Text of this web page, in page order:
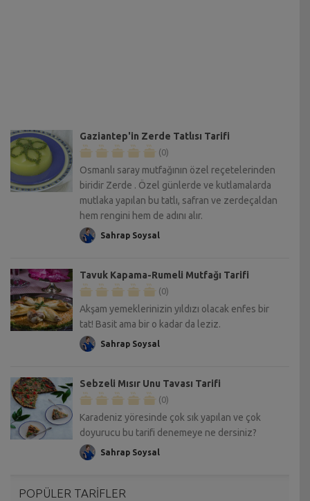
Gaziantep'in Zerde Tatlısı Tarifi
(0)
Osmanlı saray mutfağının özel reçetelerinden
biridir Zerde . Özel günlerde ve kutlamalarda
mutlaka yapılan bu tatlı, safran ve zerdeçaldan
hem rengini hem de adını alır.
Sahrap Soysal
Tavuk Kapama-Rumeli Mutfağı Tarifi
(0)
Akşam yemeklerinizin yıldızı olacak enfes bir
tat! Basit ama bir o kadar da leziz.
Sahrap Soysal
Sebzeli Mısır Unu Tavası Tarifi
(0)
Karadeniz yöresinde çok sık yapılan ve çok
doyurucu bu tarifi denemeye ne dersiniz?
Sahrap Soysal
POPÜLER TARİFLER